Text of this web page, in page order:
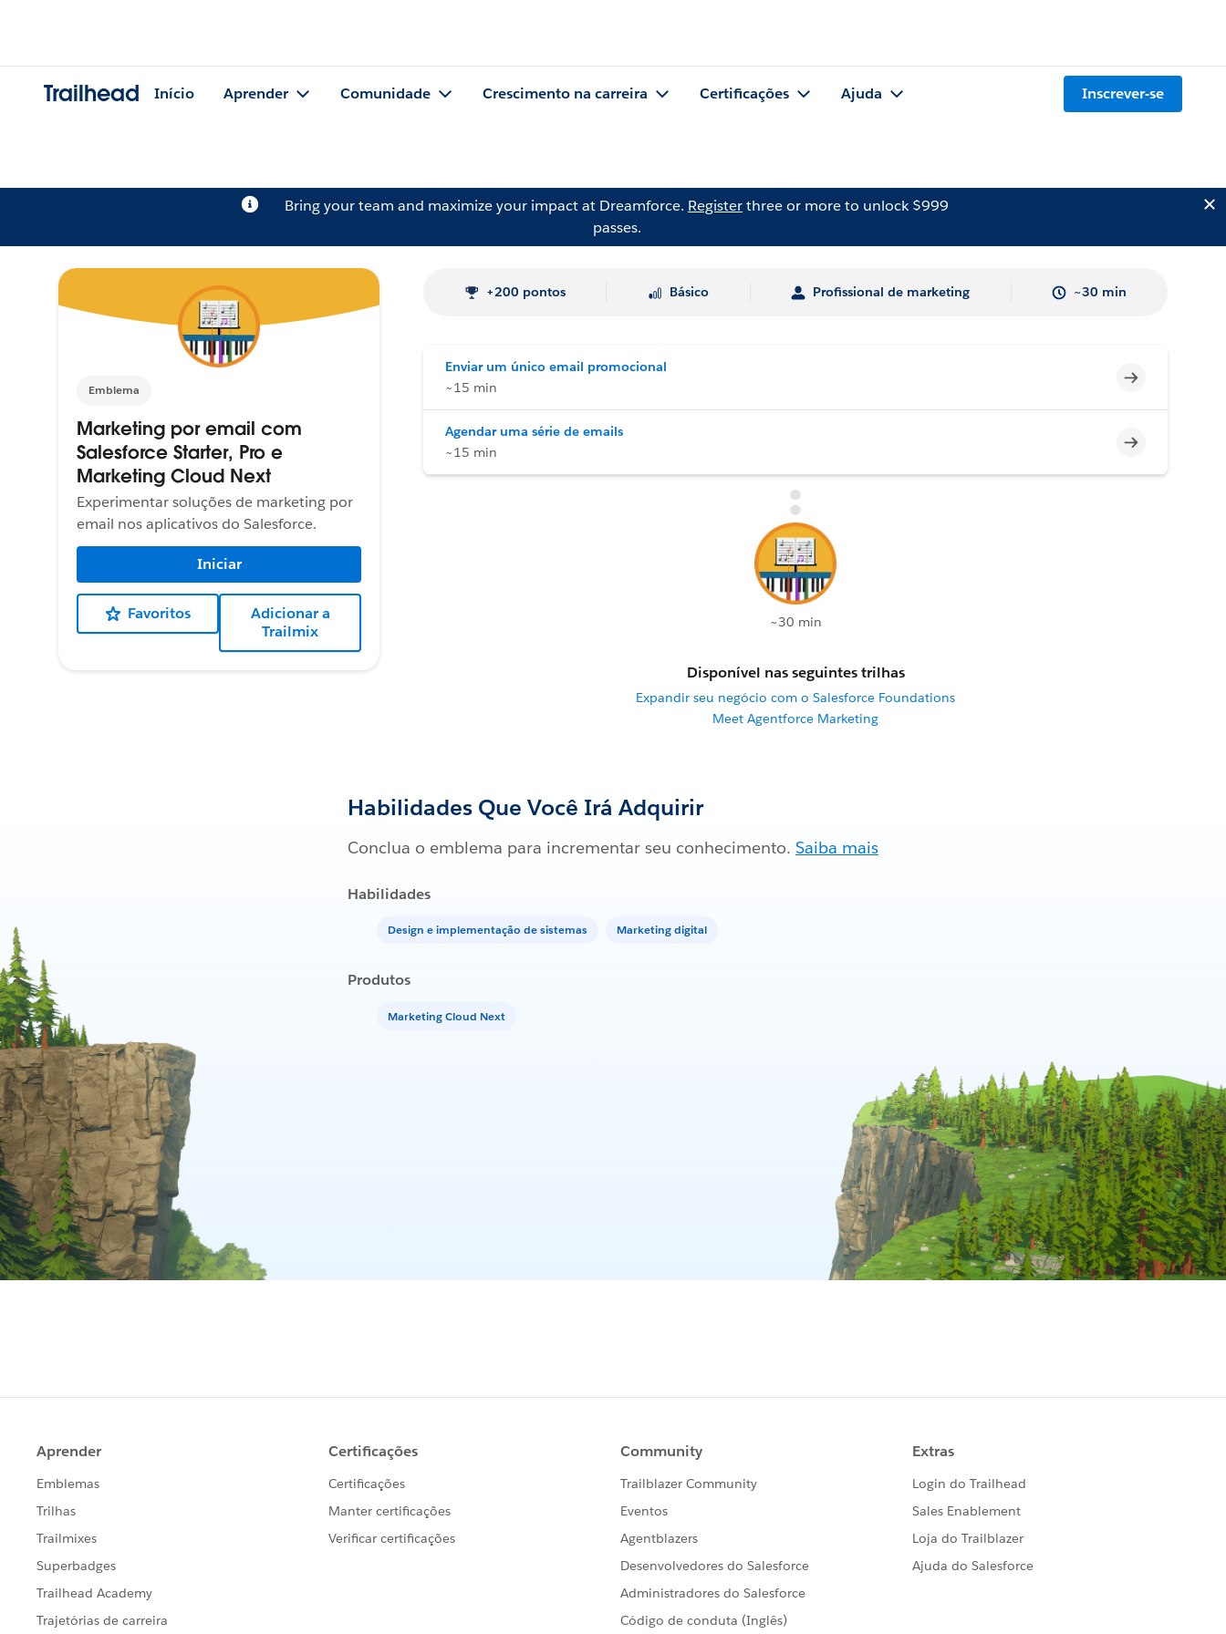
Trailhead Início Aprender Comunidade Crescimento na carreira Certificações Ajuda Inscrever-se
Bring your team and maximize your impact at Dreamforce. Registerthree or more to unlock $999
passes.
Emblema
Marketing por email com
Salesforce Starter, Pro e
Marketing Cloud Next
Experimentar soluções de marketing por
email nos aplicativos do Salesforce.
Iniciar
Favoritos
Adicionar a
Trailmix
+200 pontos Básico Profissional de marketing ~30 min
Enviar um único email promocional
~15 min
Incompleto
Agendar uma série de emails
~15 min
Incompleto
~30 min
Disponível nas seguintes trilhas
Expandir seu negócio com o Salesforce Foundations
Meet Agentforce Marketing
Habilidades Que Você Irá Adquirir
Conclua o emblema para incrementar seu conhecimento. Saiba mais
Habilidades
Design e implementação de sistemas Marketing digital
Produtos
Marketing Cloud Next